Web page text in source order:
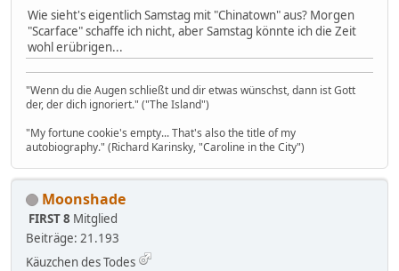
Wie sieht's eigentlich Samstag mit "Chinatown" aus? Morgen
"Scarface" schaffe ich nicht, aber Samstag könnte ich die Zeit
wohl erübrigen...
"Wenn du die Augen schließt und dir etwas wünschst, dann ist Gott
der, der dich ignoriert." ("The Island")
"My fortune cookie's empty... That's also the title of my
autobiography." (Richard Karinsky, "Caroline in the City")
Moonshade
FIRST 8 Mitglied
Beiträge: 21.193
Käuzchen des Todes